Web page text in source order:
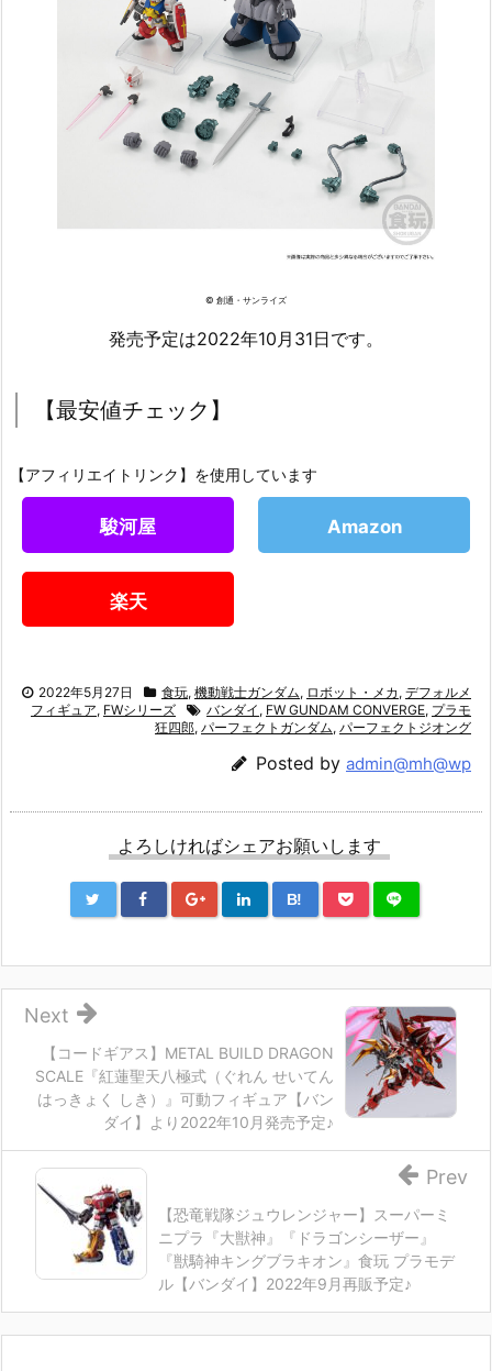
© 創通・サンライズ
発売予定は2022年10月31日です。
【最安値チェック】
【アフィリエイトリンク】を使用しています
駿河屋 Amazon
楽天
2022年5月27日 食玩, 機動戦士ガンダム, ロボット・メカ , デフォルメ
フィギュア, FWシリーズ バンダイ , FW GUNDAM CONVERGE, プラモ
狂四郎, パーフェクトガンダム, パーフェクトジオング
Posted by admin@mh@wp
よろしければシェアお願いします
B!
【コードギアス】METAL BUILD DRAGON
SCALE『紅蓮聖天八極式（ぐれん せいてん
はっきょく しき）』可動フィギュア【バン
ダイ】より2022年10月発売予定♪
Next
【恐竜戦隊ジュウレンジャー】スーパーミ
ニプラ『大獣神』『ドラゴンシーザー』
『獣騎神キングブラキオン』食玩 プラモデ
ル【バンダイ】2022年9月再販予定♪
Prev